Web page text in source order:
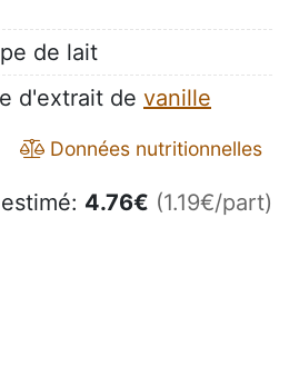
de lait
d'extrait de vanille
Données nutritionnelles
4.76€ (1.19€/part)